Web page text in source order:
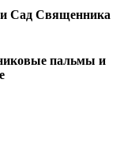
Сад Священника
пальмы и